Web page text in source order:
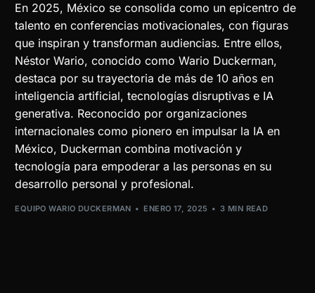
En 2025, México se consolida como un epicentro de
talento en conferencias motivacionales, con figuras
que inspiran y transforman audiencias. Entre ellos,
Néstor Wario, conocido como Wario Duckerman,
destaca por su trayectoria de más de 10 años en
inteligencia artificial, tecnologías disruptivas e IA
generativa. Reconocido por organizaciones
internacionales como pionero en impulsar la IA en
México, Duckerman combina motivación y
tecnología para empoderar a las personas en su
desarrollo personal y profesional.
EQUIPO WARIO DUCKERMAN ENERO 17, 2025 3 MIN READ